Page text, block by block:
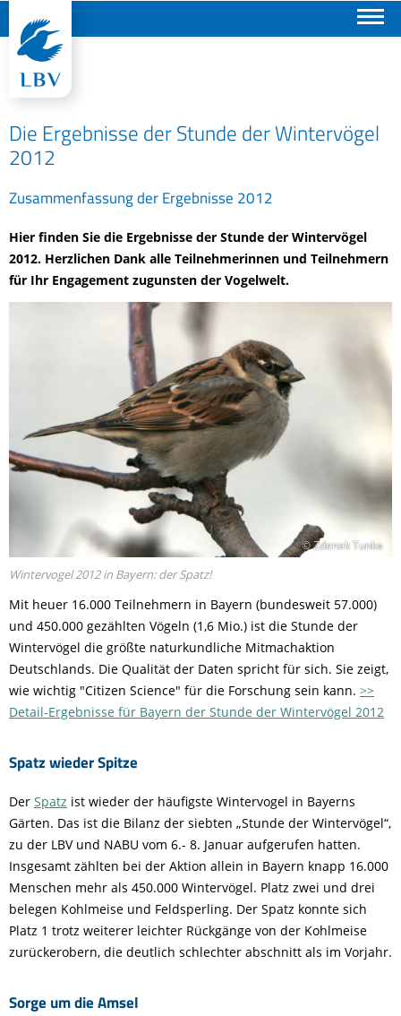
Die Ergebnisse der Stunde der Wintervögel
2012
Zusammenfassung der Ergebnisse 2012
Hier finden Sie die Ergebnisse der Stunde der Wintervögel
2012. Herzlichen Dank alle Teilnehmerinnen und Teilnehmern
für Ihr Engagement zugunsten der Vogelwelt.
© Zdenek Tunka
Wintervogel 2012 in Bayern: der Spatz!
Mit heuer 16.000 Teilnehmern in Bayern (bundesweit 57.000)
und 450.000 gezählten Vögeln (1,6 Mio.) ist die Stunde der
Wintervögel die größte naturkundliche Mitmachaktion
Deutschlands. Die Qualität der Daten spricht für sich. Sie zeigt,
wie wichtig "Citizen Science" für die Forschung sein kann. >>
Detail-Ergebnisse für Bayern der Stunde der Wintervögel 2012
Spatz wieder Spitze
Der Spatz ist wieder der häufigste Wintervogel in Bayerns
Gärten. Das ist die Bilanz der siebten „Stunde der Wintervögel“,
zu der LBV und NABU vom 6.- 8. Januar aufgerufen hatten.
Insgesamt zählten bei der Aktion allein in Bayern knapp 16.000
Menschen mehr als 450.000 Wintervögel. Platz zwei und drei
belegen Kohlmeise und Feldsperling. Der Spatz konnte sich
Platz 1 trotz weiterer leichter Rückgänge von der Kohlmeise
zurückerobern, die deutlich schlechter abschnitt als im Vorjahr.
Sorge um die Amsel